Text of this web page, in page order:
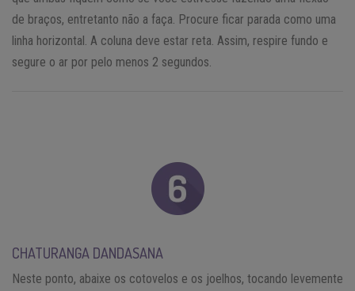
de braços, entretanto não a faça. Procure ficar parada como uma
linha horizontal. A coluna deve estar reta. Assim, respire fundo e
segure o ar por pelo menos 2 segundos.
CHATURANGA DANDASANA
Neste ponto, abaixe os cotovelos e os joelhos, tocando levemente